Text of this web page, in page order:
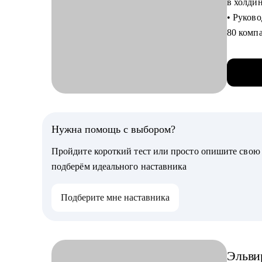
Кому
•
•
в
•
80
•
Нужна помощь с выбором?
Пройдите короткий тест или просто опишите
подберём идеального наставника
Подберите мне наставника